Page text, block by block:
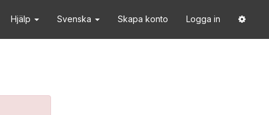
Hjälp Svenska Skapa konto Logga in